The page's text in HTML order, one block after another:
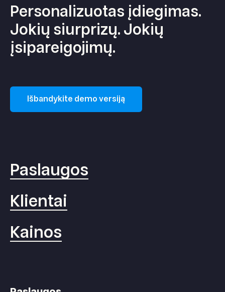
Personalizuotas įdiegimas.
Jokių siurprizų. Jokių
įsipareigojimų.
Išbandykite demo versiją
Paslaugos
Klientai
Kainos